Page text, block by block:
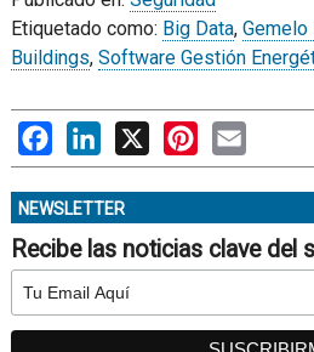
Etiquetado como: Big Data, Gemelo
Buildings, Software Gestión
FacebookLinkedIn Pinterest
NEWSLETTER
Recibe las noticias clave del